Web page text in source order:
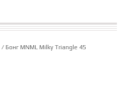
/ Бонг MNML Milky Triangle 45